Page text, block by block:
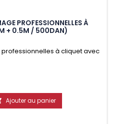
PROFESSIONNELLES À
+ 0.5M / 500DAN)
à cliquet avec
/ 500daN), simple et rapide
de sécuriser vos
Matière polyester très
de températures,
Ajouter au panier